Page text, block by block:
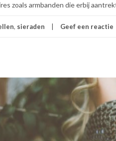
zoals armbanden die erbij
, sieraden Geef een reactie